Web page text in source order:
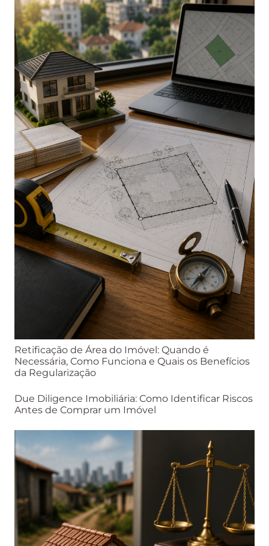
Retificação de Área do Imóvel: Quando é
Necessária, Como Funciona e Quais os Benefícios
da Regularização
Due Diligence Imobiliária: Como Identificar Riscos
Antes de Comprar um Imóvel